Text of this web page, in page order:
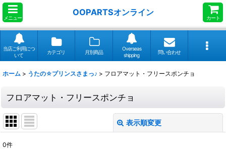
メニュー
OOPARTSオンライン
カート
当店ご利用につ
いて
カテゴリ 月別商品
Overseas
shipping
問い合わせ
ホーム > うたの☆プリンスさまっ♪ > フロアマット・フリースポンチョ
フロアマット・フリースポンチョ
表示順変更
0件